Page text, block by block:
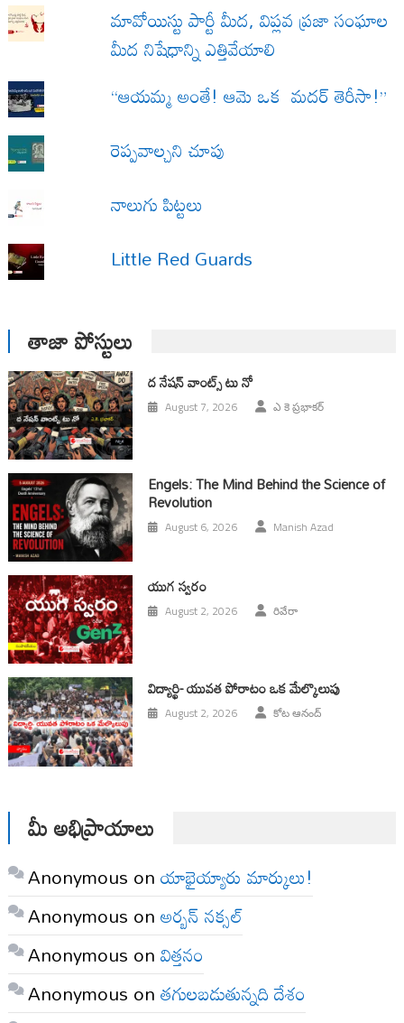
మావోయిస్టు పార్టీ మీద, విప్లవ ప్రజా సంఘాల
మీద నిషేధాన్ని ఎత్తివేయాలి
“ఆయమ్మ అంతే! ఆమె ఒక మదర్ తెరీసా!”
రెప్పవాల్చని చూపు
నాలుగు పిట్టలు
Little Red Guards
తాజా పోస్టులు
ద నేషన్ వాంట్స్ టు నో
August 7, 2026 ఎ కె ప్రభాకర్
Engels: The Mind Behind the Science of
Revolution
August 6, 2026 Manish Azad
యుగ స్వ‌రం
August 2, 2026 రివేరా
విద్యార్థి- యువత పోరాటం ఒక మేల్కొలుపు
August 2, 2026 కోట ఆనంద్
మీ అభిప్రాయాలు
Anonymous onయాభైయ్యారు మార్కులు!
Anonymous onఅర్బన్ నక్సల్
Anonymous onవిత్తనం
Anonymous onతగులబడుతున్నది దేశం